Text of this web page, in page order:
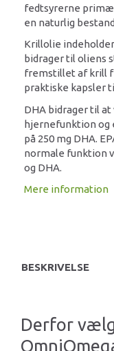
fedtsyrerne
en naturlig
Krillolie
bidrager til oliens
fremstillet af krill
praktiske kapsler
DHA bidrager til
hjernefunktion og
på 250 mg DHA.
normale funktion
og DHA.
Mere information
BESKRIVELSE
Derfor